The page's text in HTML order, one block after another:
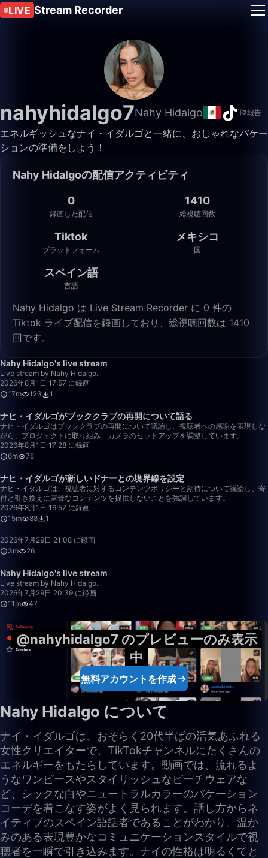
LIVE Stream Recorder
nahyhidalgo7Nahy Hidalgo 報告
エネルギッシュなナイ・イダルゴと一緒に、おしゃれなバケー
ションの準備をしよう！
Nahy Hidalgoの配信アクティビティ
0
録画した配信
1410
総視聴回数
Tiktok
プラットフォーム
メキシコ
国
スペイン語
言語
Nahy Hidalgo は Live Stream Recorder に 0 件の
Tiktok ライブ配信を録画しており、総視聴回数は 1410
回です。
Nahy Hidalgo's live stream
Live stream by Nahy Hidalgo.
2026年8月1日 17:57 に録画
17m
123 1
ナヒ・イダルゴがブッククラブの再開について語る
ナヒ・イダルゴはブッククラブの再開について議論し、視聴者への感謝を表現しな
がら、プロジェクトに取り組み、カメラのセットアップを調整しています。
2026年8月1日 17:28 に録画
6m
78
ナヒ・イダルゴが新しいドナーとの境界線を設定
ナヒ・イダルゴは、視聴者に対するコンテンツポリシーと期待について議論し、寄
付と引き換えに露骨なコンテンツを提供しないことを強調しています。
2026年8月1日 16:57 に録画
15m
88 1
2026年7月29日 21:08 に録画
3m
26
Nahy Hidalgo's live stream
Live stream by Nahy Hidalgo.
2026年7月29日 20:39 に録画
11m
47
@nahyhidalgo7 のプレビューのみ表示
中
無料アカウントを作成
Nahy Hidalgo について
ナイ・イダルゴは、おそらく20代半ばの活気あふれる
女性クリエイターで、TikTokチャンネルにたくさんの
エネルギーをもたらしています。動画では、流れるよ
うなワンピースやスタイリッシュなビーチウェアな
ど、シックな白やニュートラルカラーのバケーション
コーデを着こなす姿がよく見られます。話し方からネ
イティブのスペイン語話者であることがわかり、温か
みのある表現豊かなコミュニケーションスタイルで視
聴者を一瞬で引き込みます。ナイの性格は明るくてと